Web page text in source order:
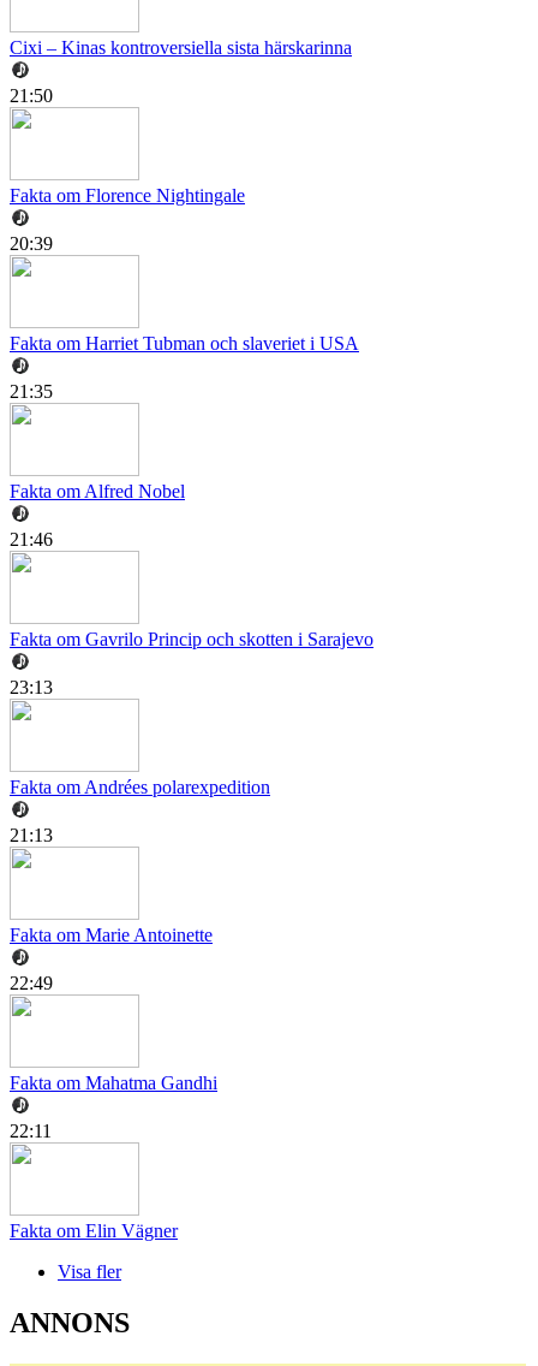
Cixi – Kinas kontroversiella sista härskarinna
21:50
Fakta om Florence Nightingale
20:39
Fakta om Harriet Tubman och slaveriet i USA
21:35
Fakta om Alfred Nobel
21:46
Fakta om Gavrilo Princip och skotten i Sarajevo
23:13
Fakta om Andrées polarexpedition
21:13
Fakta om Marie Antoinette
22:49
Fakta om Mahatma Gandhi
22:11
Fakta om Elin Vägner
Visa fler
ANNONS